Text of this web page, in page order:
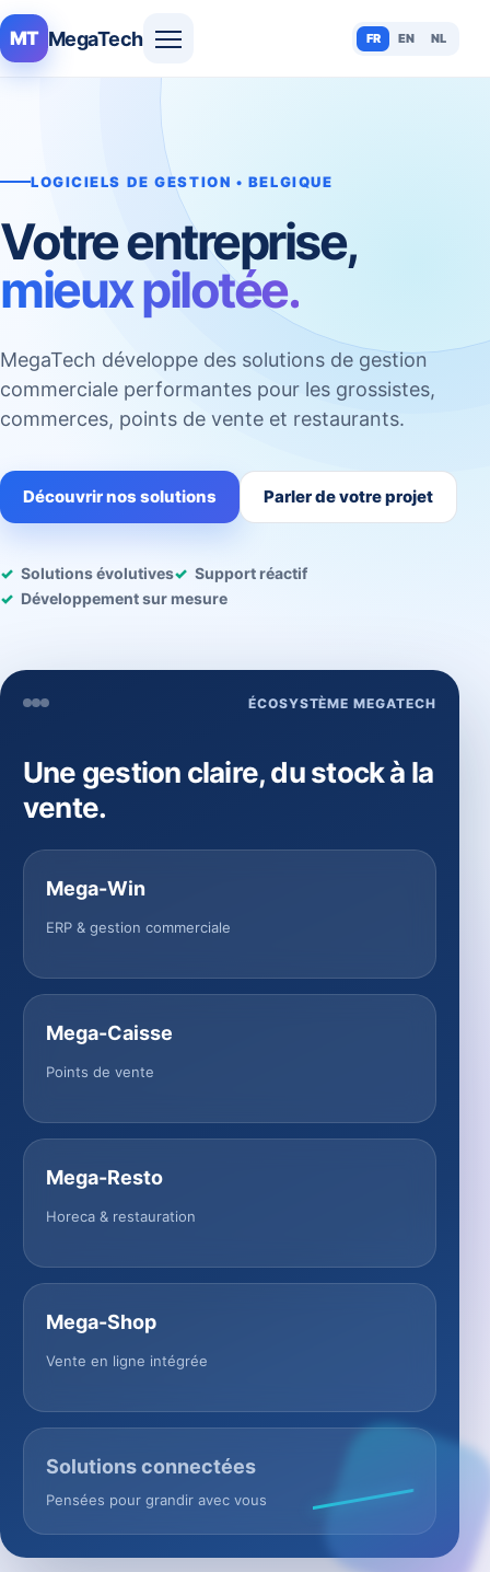
MT MegaTech FR EN NL
LOGICIELS DE GESTION • BELGIQUE
Votre entreprise,
mieux pilotée.
MegaTech développe des solutions de gestion
commerciale performantes pour les grossistes,
commerces, points de vente et restaurants.
Découvrir nos solutions Parler de votre projet
Solutions évolutives
Support réactif
Développement sur mesure
ÉCOSYSTÈME MEGATECH
Une gestion claire, du stock à la
vente.
Mega-Win
ERP & gestion commerciale
Mega-Caisse
Points de vente
Mega-Resto
Horeca & restauration
Mega-Shop
Vente en ligne intégrée
Solutions connectées
Pensées pour grandir avec vous